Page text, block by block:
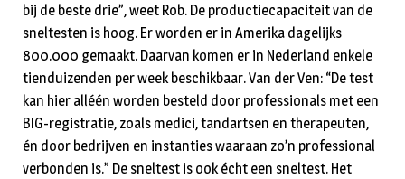
bij de beste drie”, weet Rob. De productiecapaciteit van de
sneltesten is hoog. Er worden er in Amerika dagelijks
800.000 gemaakt. Daarvan komen er in Nederland enkele
tienduizenden per week beschikbaar. Van der Ven: “De test
kan hier alléén worden besteld door professionals met een
BIG-registratie, zoals medici, tandartsen en therapeuten,
én door bedrijven en instanties waaraan zo’n professional
verbonden is.” De sneltest is ook écht een sneltest. Het